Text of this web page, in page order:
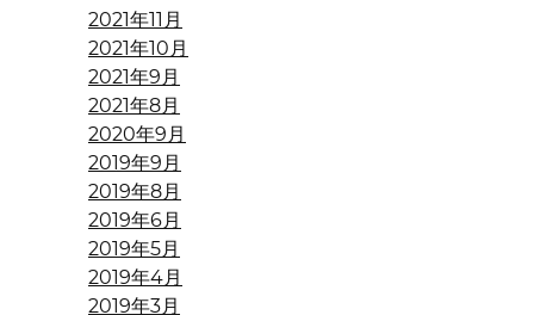
2021年11月
2021年10月
2021年9月
2021年8月
2020年9月
2019年9月
2019年8月
2019年6月
2019年5月
2019年4月
2019年3月